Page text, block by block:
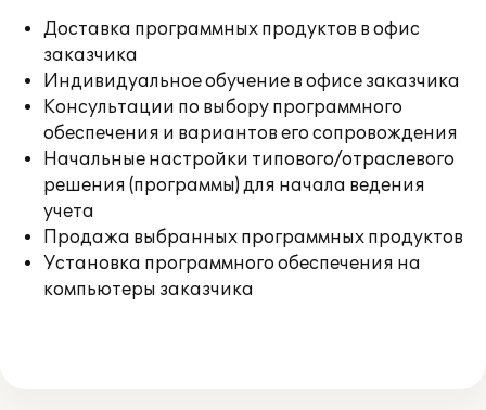
Доставка программных продуктов в офис
заказчика
Индивидуальное обучение в офисе заказчика
Консультации по выбору программного
обеспечения и вариантов его сопровождения
Начальные настройки типового/отраслевого
решения (программы) для начала ведения
учета
Продажа выбранных программных продуктов
Установка программного обеспечения на
компьютеры заказчика